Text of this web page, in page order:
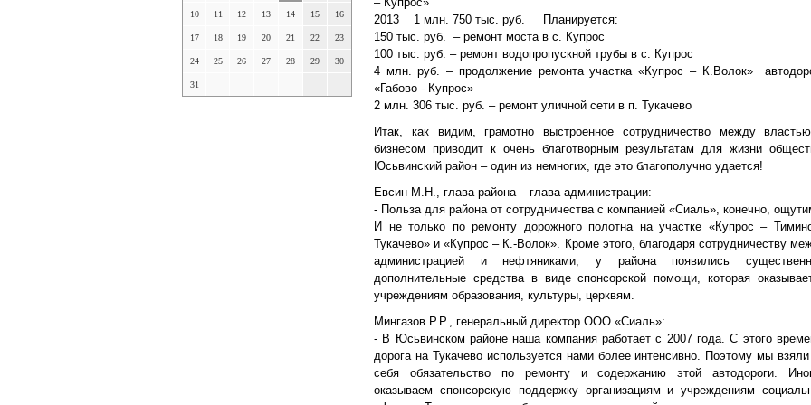
10 11 12 13 14 15 16
17 18 19 20 21 22 23
24 25 26 27 28 29 30
31
2013 1 млн. 750 тыс. руб. Планируется:
150 тыс. руб. – ремонт моста в с. Купрос
100 тыс. руб. – ремонт водопропускной трубы в с. Купрос
4 млн. руб. – продолжение ремонта участка «Купрос – К.Волок»
«Габово - Купрос»
2 млн. 306 тыс. руб. – ремонт уличной сети в п. Тукачево
Итак, как видим, грамотно выстроенное сотрудничество между
бизнесом приводит к очень благотворным результатам для жизни
Юсьвинский район – один из немногих, где это благополучно удается!
Евсин М.Н., глава района – глава администрации:
- Польза для района от сотрудничества с компанией «Сиаль», конечно,
И не только по ремонту дорожного полотна на участке «Купрос –
Тукачево» и «Купрос – К.-Волок». Кроме этого, благодаря сотрудничеству
администрацией и нефтяниками, у района появились
дополнительные средства в виде спонсорской помощи, которая
учреждениям образования, культуры, церквям.
Мингазов Р.Р., генеральный директор ООО «Сиаль»:
- В Юсьвинском районе наша компания работает с 2007 года. С этого
дорога на Тукачево используется нами более интенсивно. Поэтому мы
себя обязательство по ремонту и содержанию этой автодороги.
оказываем спонсорскую поддержку организациям и учреждениям